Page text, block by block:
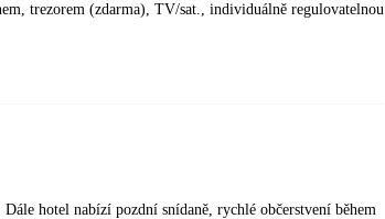
trezorem (zdarma), TV/sat., individuálně regulovatelnou
hotel nabízí pozdní snídaně, rychlé občerstvení během